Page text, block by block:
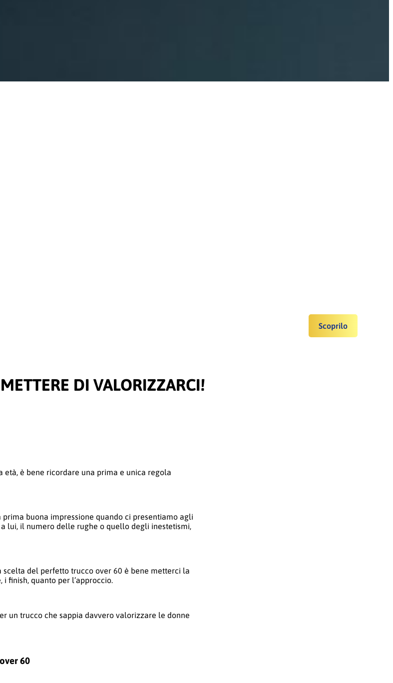
DI VALORIZZARCI!
è bene ricordare una prima e unica regola
prima buona impressione quando ci presentiamo agli
a lui, il numero delle rughe o quello degli inestetismi,
scelta del perfetto trucco over 60 è bene metterci la
i finish, quanto per l’approccio.
un trucco che sappia davvero valorizzare le donne
60
Scoprilo